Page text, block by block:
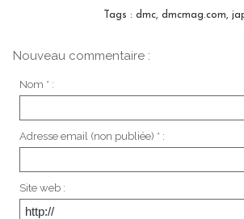
Tags : dmc, dmcmag.com,
Nouveau commentaire :
Nom * :
Adresse email (non publiée) * :
Site web :